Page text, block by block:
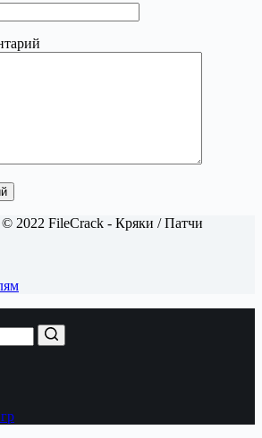
2022 FileCrack - Кряки / Патчи